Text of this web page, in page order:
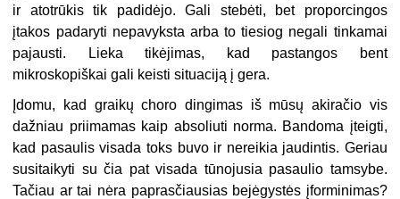
ir atotrūkis tik padidėjo. Gali stebėti, bet proporcingos
įtakos padaryti nepavyksta arba to tiesiog negali tinkamai
pajausti. Lieka tikėjimas, kad pastangos bent
mikroskopiškai gali keisti situaciją į gera.
Įdomu, kad graikų choro dingimas iš mūsų akiračio vis
dažniau priimamas kaip absoliuti norma. Bandoma įteigti,
kad pasaulis visada toks buvo ir nereikia jaudintis. Geriau
susitaikyti su čia pat visada tūnojusia pasaulio tamsybe.
Tačiau ar tai nėra paprasčiausias bejėgystės įforminimas?